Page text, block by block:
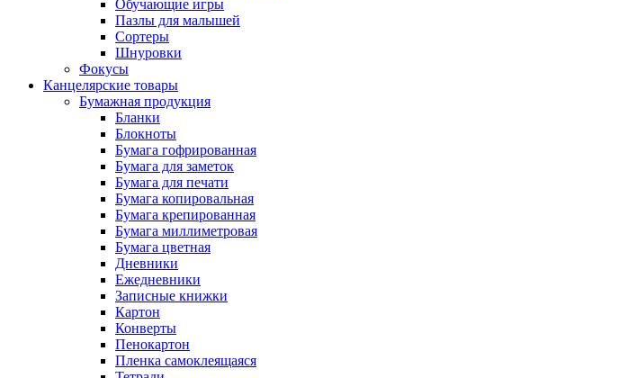
Обучающие игры
Пазлы для малышей
Сортеры
Шнуровки
Фокусы
Канцелярские товары
Бумажная продукция
Бланки
Блокноты
Бумага гофрированная
Бумага для заметок
Бумага для печати
Бумага копировальная
Бумага крепированная
Бумага миллиметровая
Бумага цветная
Дневники
Ежедневники
Записные книжки
Картон
Конверты
Пенокартон
Пленка самоклеящаяся